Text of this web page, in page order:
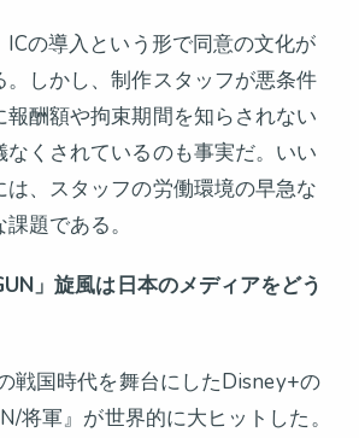
の導入という形で同意の文化が
しかし、制作スタッフが悪条件
報酬額や拘束期間を知らされない
くされているのも事実だ。いい
、スタッフの労働環境の早急な
題である。
」旋風は日本のメディアをどう
戦国時代を舞台にしたDisney+の
将軍』が世界的に大ヒットした。